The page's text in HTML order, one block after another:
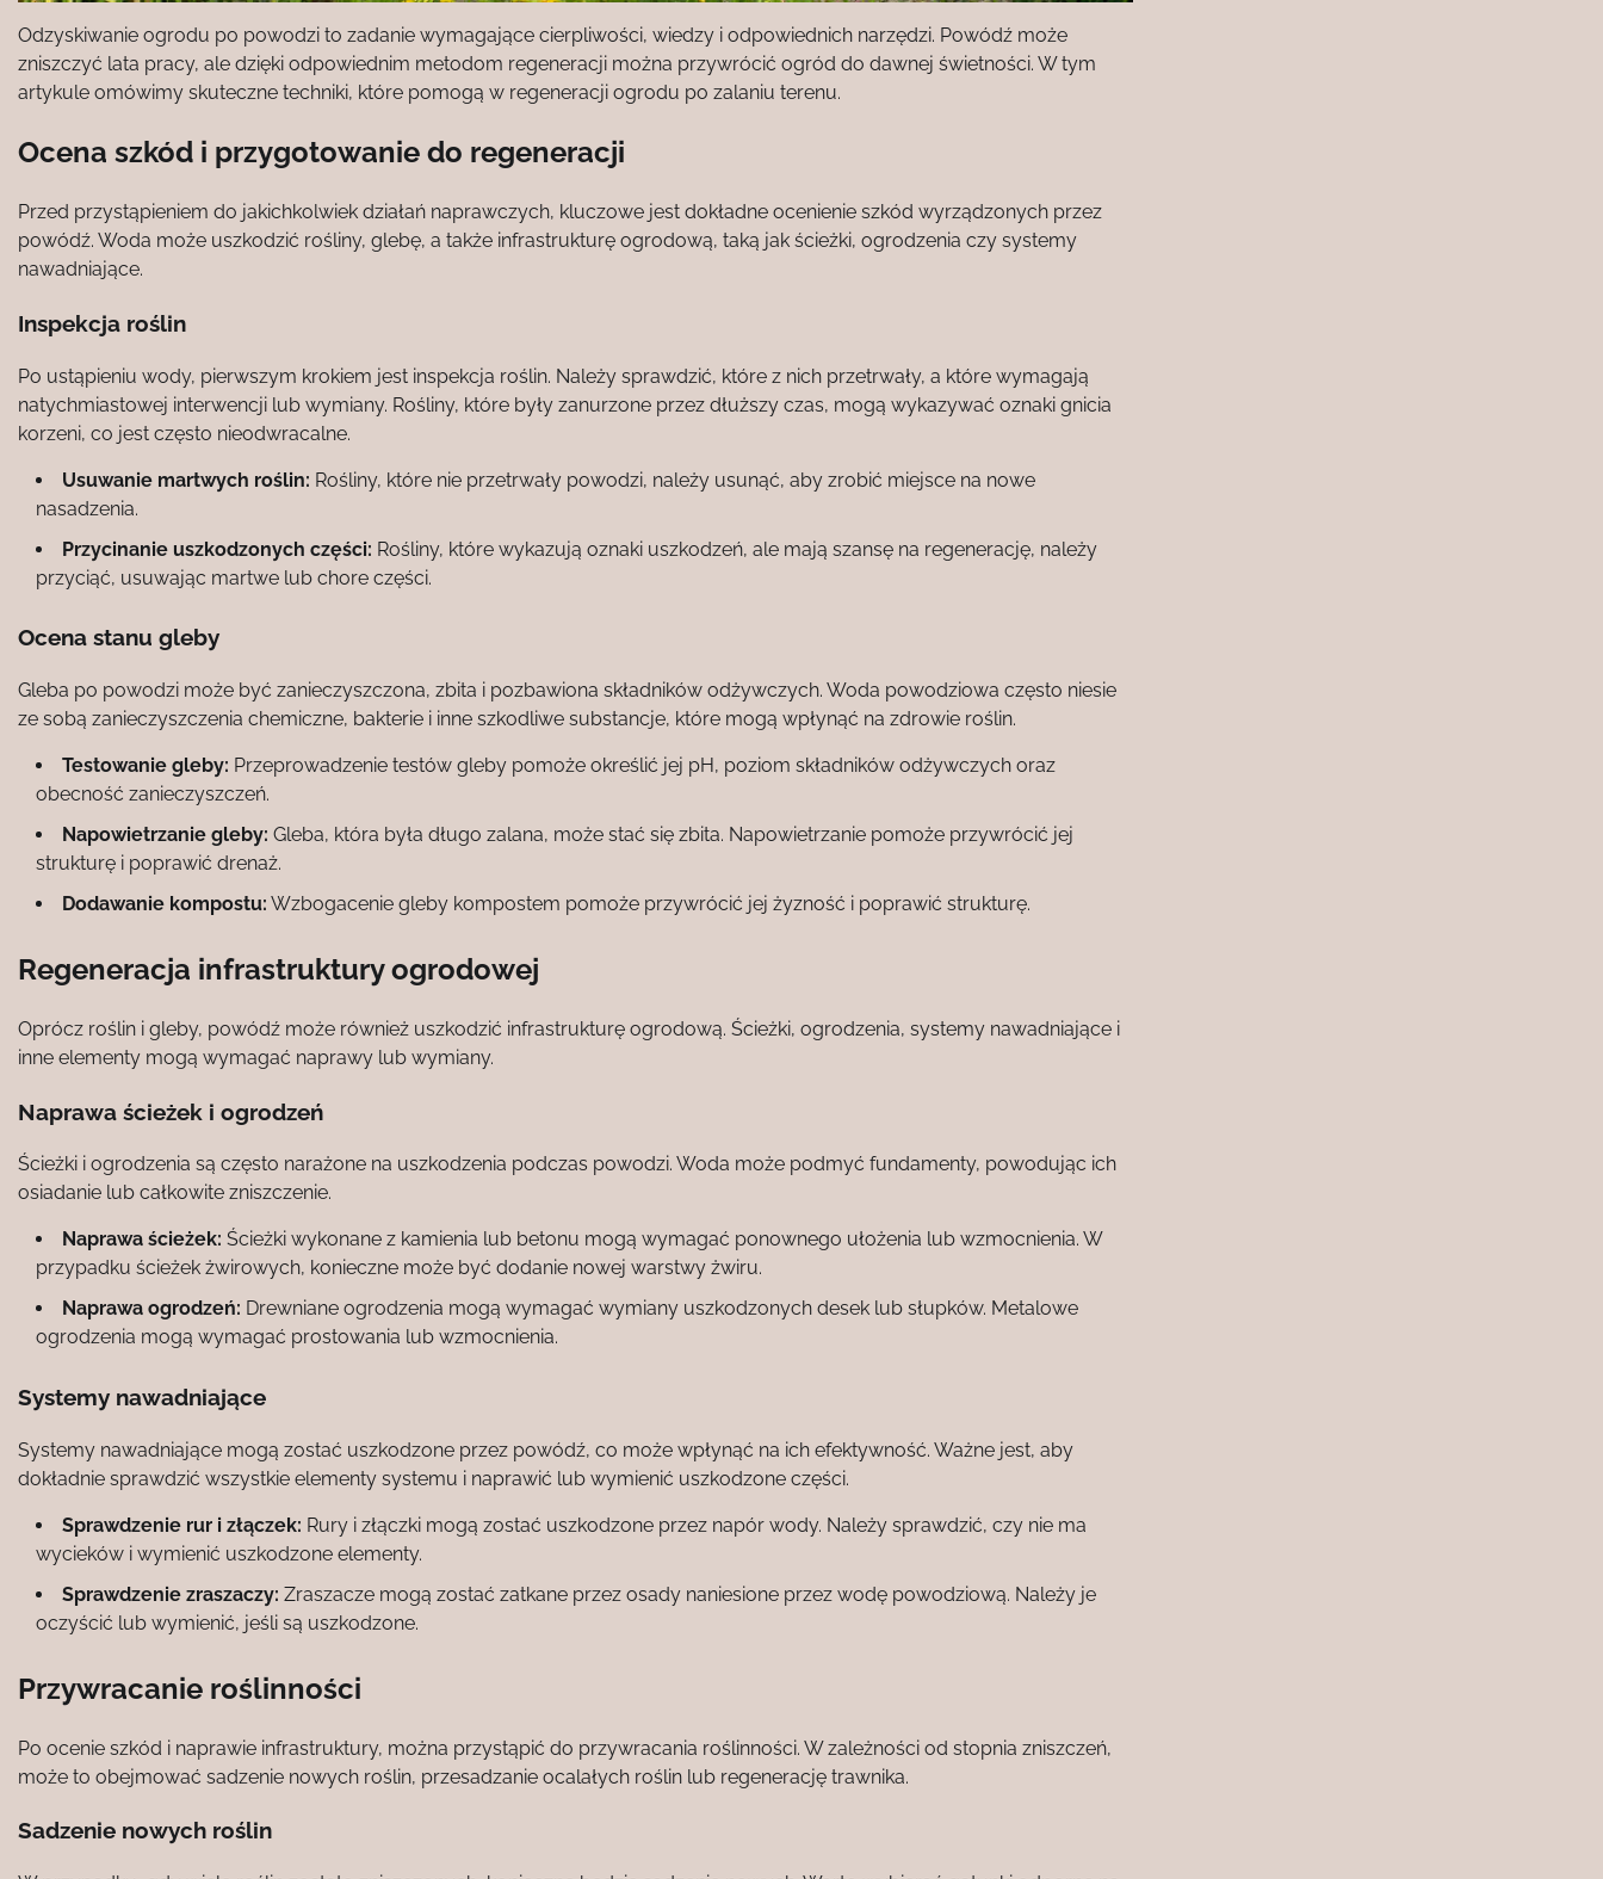
Odzyskiwanie ogrodu po powodzi to zadanie wymagające cierpliwości, wiedzy i odpowiednich narzędzi. Powódź może
zniszczyć lata pracy, ale dzięki odpowiednim metodom regeneracji można przywrócić ogród do dawnej świetności. W tym
artykule omówimy skuteczne techniki, które pomogą w regeneracji ogrodu po zalaniu terenu.
Ocena szkód i przygotowanie do regeneracji
Przed przystąpieniem do jakichkolwiek działań naprawczych, kluczowe jest dokładne ocenienie szkód wyrządzonych przez
powódź. Woda może uszkodzić rośliny, glebę, a także infrastrukturę ogrodową, taką jak ścieżki, ogrodzenia czy systemy
nawadniające.
Inspekcja roślin
Po ustąpieniu wody, pierwszym krokiem jest inspekcja roślin. Należy sprawdzić, które z nich przetrwały, a które wymagają
natychmiastowej interwencji lub wymiany. Rośliny, które były zanurzone przez dłuższy czas, mogą wykazywać oznaki gnicia
korzeni, co jest często nieodwracalne.
Usuwanie martwych roślin: Rośliny, które nie przetrwały powodzi, należy usunąć, aby zrobić miejsce na nowe
nasadzenia.
Przycinanie uszkodzonych części: Rośliny, które wykazują oznaki uszkodzeń, ale mają szansę na regenerację, należy
przyciąć, usuwając martwe lub chore części.
Ocena stanu gleby
Gleba po powodzi może być zanieczyszczona, zbita i pozbawiona składników odżywczych. Woda powodziowa często niesie
ze sobą zanieczyszczenia chemiczne, bakterie i inne szkodliwe substancje, które mogą wpłynąć na zdrowie roślin.
Testowanie gleby: Przeprowadzenie testów gleby pomoże określić jej pH, poziom składników odżywczych oraz
obecność zanieczyszczeń.
Napowietrzanie gleby: Gleba, która była długo zalana, może stać się zbita. Napowietrzanie pomoże przywrócić jej
strukturę i poprawić drenaż.
Dodawanie kompostu: Wzbogacenie gleby kompostem pomoże przywrócić jej żyzność i poprawić strukturę.
Regeneracja infrastruktury ogrodowej
Oprócz roślin i gleby, powódź może również uszkodzić infrastrukturę ogrodową. Ścieżki, ogrodzenia, systemy nawadniające i
inne elementy mogą wymagać naprawy lub wymiany.
Naprawa ścieżek i ogrodzeń
Ścieżki i ogrodzenia są często narażone na uszkodzenia podczas powodzi. Woda może podmyć fundamenty, powodując ich
osiadanie lub całkowite zniszczenie.
Naprawa ścieżek: Ścieżki wykonane z kamienia lub betonu mogą wymagać ponownego ułożenia lub wzmocnienia. W
przypadku ścieżek żwirowych, konieczne może być dodanie nowej warstwy żwiru.
Naprawa ogrodzeń: Drewniane ogrodzenia mogą wymagać wymiany uszkodzonych desek lub słupków. Metalowe
ogrodzenia mogą wymagać prostowania lub wzmocnienia.
Systemy nawadniające
Systemy nawadniające mogą zostać uszkodzone przez powódź, co może wpłynąć na ich efektywność. Ważne jest, aby
dokładnie sprawdzić wszystkie elementy systemu i naprawić lub wymienić uszkodzone części.
Sprawdzenie rur i złączek: Rury i złączki mogą zostać uszkodzone przez napór wody. Należy sprawdzić, czy nie ma
wycieków i wymienić uszkodzone elementy.
Sprawdzenie zraszaczy: Zraszacze mogą zostać zatkane przez osady naniesione przez wodę powodziową. Należy je
oczyścić lub wymienić, jeśli są uszkodzone.
Przywracanie roślinności
Po ocenie szkód i naprawie infrastruktury, można przystąpić do przywracania roślinności. W zależności od stopnia zniszczeń,
może to obejmować sadzenie nowych roślin, przesadzanie ocalałych roślin lub regenerację trawnika.
Sadzenie nowych roślin